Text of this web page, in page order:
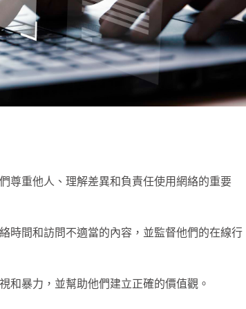
尊重他人、理解差異和負責任使用網絡的重要
時間和訪問不適當的內容，並監督他們的在線行
和暴力，並幫助他們建立正確的價值觀。